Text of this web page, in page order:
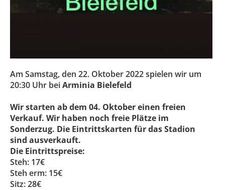
Am Samstag, den 22. Oktober 2022 spielen wir um
20:30 Uhr beiArminia Bielefeld
Wir starten ab dem 04. Oktober einen freien
Verkauf. Wir haben noch freie Plätze im
Sonderzug. Die Eintrittskarten für das Stadion
sind ausverkauft.
Die Eintrittspreise:
Steh: 17€
Steh erm: 15€
Sitz: 28€